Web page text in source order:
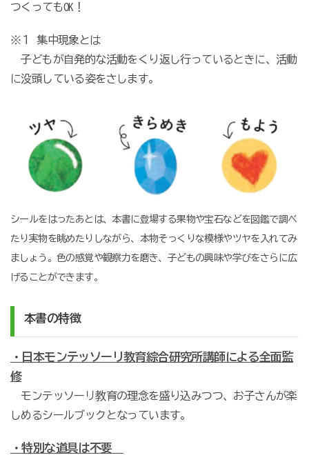
つくってもOK！
※１ 集中現象とは
子どもが自発的な活動をくり返し行っているときに、活動
に没頭している姿をさします。
シールをはったあとは、本書に登場する果物や宝石などを図鑑で調べ
たり実物を眺めたりしながら、本物そっくりな模様やツヤを入れてみ
ましょう。色の感覚や観察力を磨き、子どもの興味や学びをさらに広
げることができます。
本書の特徴
・日本モンテッソーリ教育綜合研究所講師による全面監
修
モンテッソーリ教育の理念を盛り込みつつ、お子さんが楽
しめるシールブックとなっています。
・特別な道具は不要